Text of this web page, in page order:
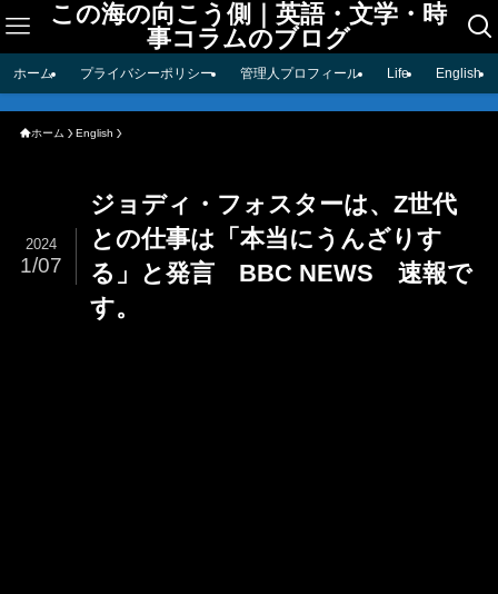
この海の向こう側｜英語・文学・時
事コラムのブログ
ホーム プライバシーポリシー 管理人プロフィール Life English
ホーム English
ジョディ・フォスターは、Z世代
との仕事は「本当にうんざりす
る」と発言 BBC NEWS 速報で
す。
2024
1/07